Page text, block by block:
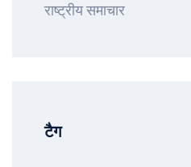
राष्ट्रीय समाचार
टैग